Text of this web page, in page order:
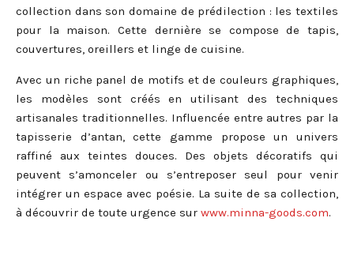
collection dans son domaine de prédilection : les textiles
pour la maison. Cette dernière se compose de tapis,
couvertures, oreillers et linge de cuisine.
Avec un riche panel de motifs et de couleurs graphiques,
les modèles sont créés en utilisant des techniques
artisanales traditionnelles. Influencée entre autres par la
tapisserie d’antan, cette gamme propose un univers
raffiné aux teintes douces. Des objets décoratifs qui
peuvent s’amonceler ou s’entreposer seul pour venir
intégrer un espace avec poésie. La suite de sa collection,
à découvrir de toute urgence sur www.minna-goods.com.